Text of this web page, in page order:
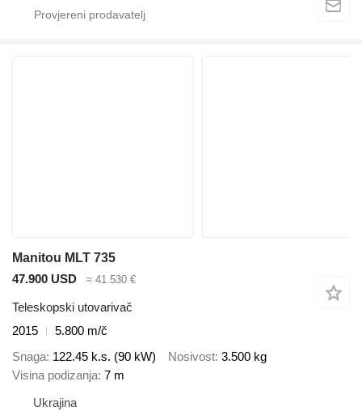
Manitou MLT 735
47.900 USD
≈ 41.530 €
Teleskopski utovarivač
2015
5.800 m/č
Snaga 122.45 k.s. (90 kW) Nosivost 3.500 kg
Visina podizanja 7 m
Ukrajina